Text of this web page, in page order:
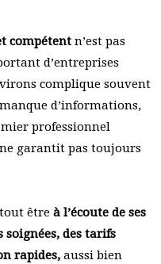
compétent n’est pas
d’entreprises
complique souvent
d’informations,
professionnel
garantit pas toujours
être à l’écoute de ses
soignées, des tarifs
rapides, aussi bien